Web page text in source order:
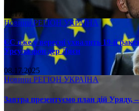
08.17.2025
НовиниРЕГІОН УКРАЇНА
ЄС вже у вересні ухвалить 19-й
Урсула фон дер Ляєн
08.17.2025
Новини РЕГІОН УКРАЇНА
Завтра презентуємо план дій Уряду,